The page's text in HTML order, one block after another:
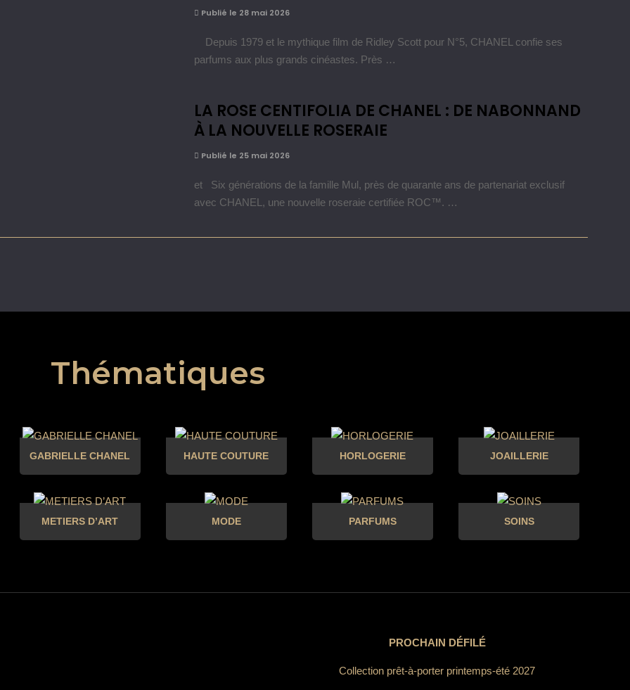
Publié le 28 mai 2026
Depuis 1979 et le mythique film de Ridley Scott pour N°5, CHANEL confie ses
parfums aux plus grands cinéastes. Près …
LA ROSE CENTIFOLIA DE CHANEL : DE NABONNAND
À LA NOUVELLE ROSERAIE
Publié le 25 mai 2026
et Six générations de la famille Mul, près de quarante ans de partenariat exclusif
avec CHANEL, une nouvelle roseraie certifiée ROC™. …
Thématiques
GABRIELLE CHANEL HAUTE COUTURE HORLOGERIE JOAILLERIE
METIERS D’ART MODE PARFUMS SOINS
PROCHAIN DÉFILÉ
Collection prêt-à-porter printemps-été 2027